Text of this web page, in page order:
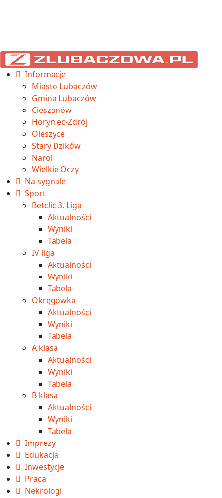
Informacje
Miasto Lubaczów
Gmina Lubaczów
Cieszanów
Horyniec-Zdrój
Oleszyce
Stary Dzików
Narol
Wielkie Oczy
Na sygnale
Sport
Betclic 3. Liga
Aktualności
Wyniki
Tabela
IV liga
Aktualności
Wyniki
Tabela
Okręgówka
Aktualności
Wyniki
Tabela
A klasa
Aktualności
Wyniki
Tabela
B klasa
Aktualności
Wyniki
Tabela
Imprezy
Edukacja
Inwestycje
Praca
Nekrologi